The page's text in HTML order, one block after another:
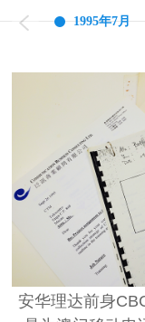
1995年7月
安华理达前身